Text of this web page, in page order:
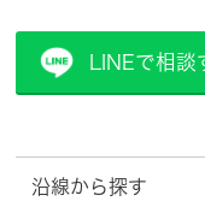
LINEで相談
沿線から探す